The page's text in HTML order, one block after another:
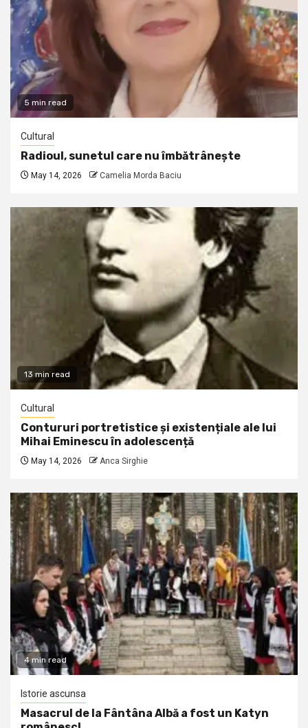
5 min read
Cultural
Radioul, sunetul care nu îmbătrânește
May 14, 2026 Camelia Morda Baciu
13 min read
Cultural
Contururi portretistice și existențiale ale lui
Mihai Eminescu în adolescență
May 14, 2026 Anca Sirghie
4 min read
Istorie ascunsa
Masacrul de la Fântâna Albă a fost un Katyn